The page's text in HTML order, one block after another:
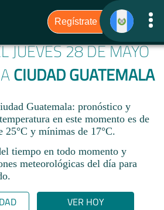
JUEVES 28 DE MAYO
CIUDAD GUATEMALA
Guatemala: pronóstico y
en este momento es de
25°C y mínimas de 17°C.
tiempo en todo momento y
meteorológicas del día para
VER HOY